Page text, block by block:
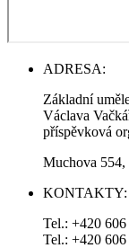
ADRESA:
Základní
Václava
příspěvková
Muchova
KONTAKTY:
Tel.: +420
Tel.: +420